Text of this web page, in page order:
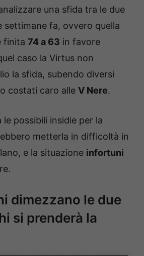
una sfida tra le due
settimane fa, ovvero quella
finita 74 a 63 in favore
caso la Virtus non
la sfida, subendo diversi
costati caro alle V Nere.
le possibili insidie per la
metterla in difficoltà in
e la situazione infortuni
dimezzano le due
si prenderà la